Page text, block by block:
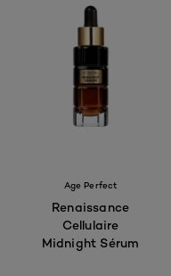
Age Perfect
Renaissance
Cellulaire
Midnight Sérum